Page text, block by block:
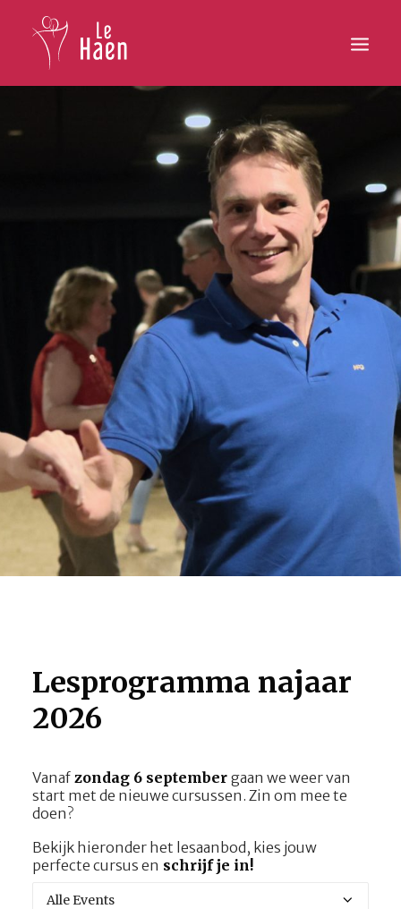
Galerij
Contact
Lesprogramma najaar
2026
Vanaf zondag 6 september gaan we weer van
start met de nieuwe cursussen. Zin om mee te
doen?
Bekijk hieronder het lesaanbod, kies jouw
perfecte cursus en schrijf je in!